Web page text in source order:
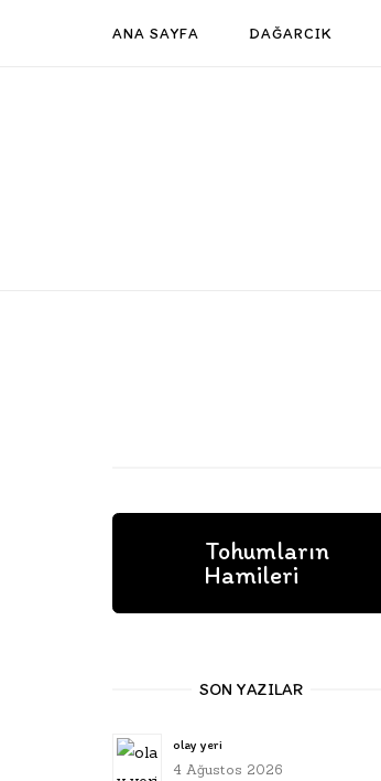
ANA SAYFA DAĞARCIK
Tohumların
Hamileri
SON YAZILAR
olay yeri
4 Ağustos 2026